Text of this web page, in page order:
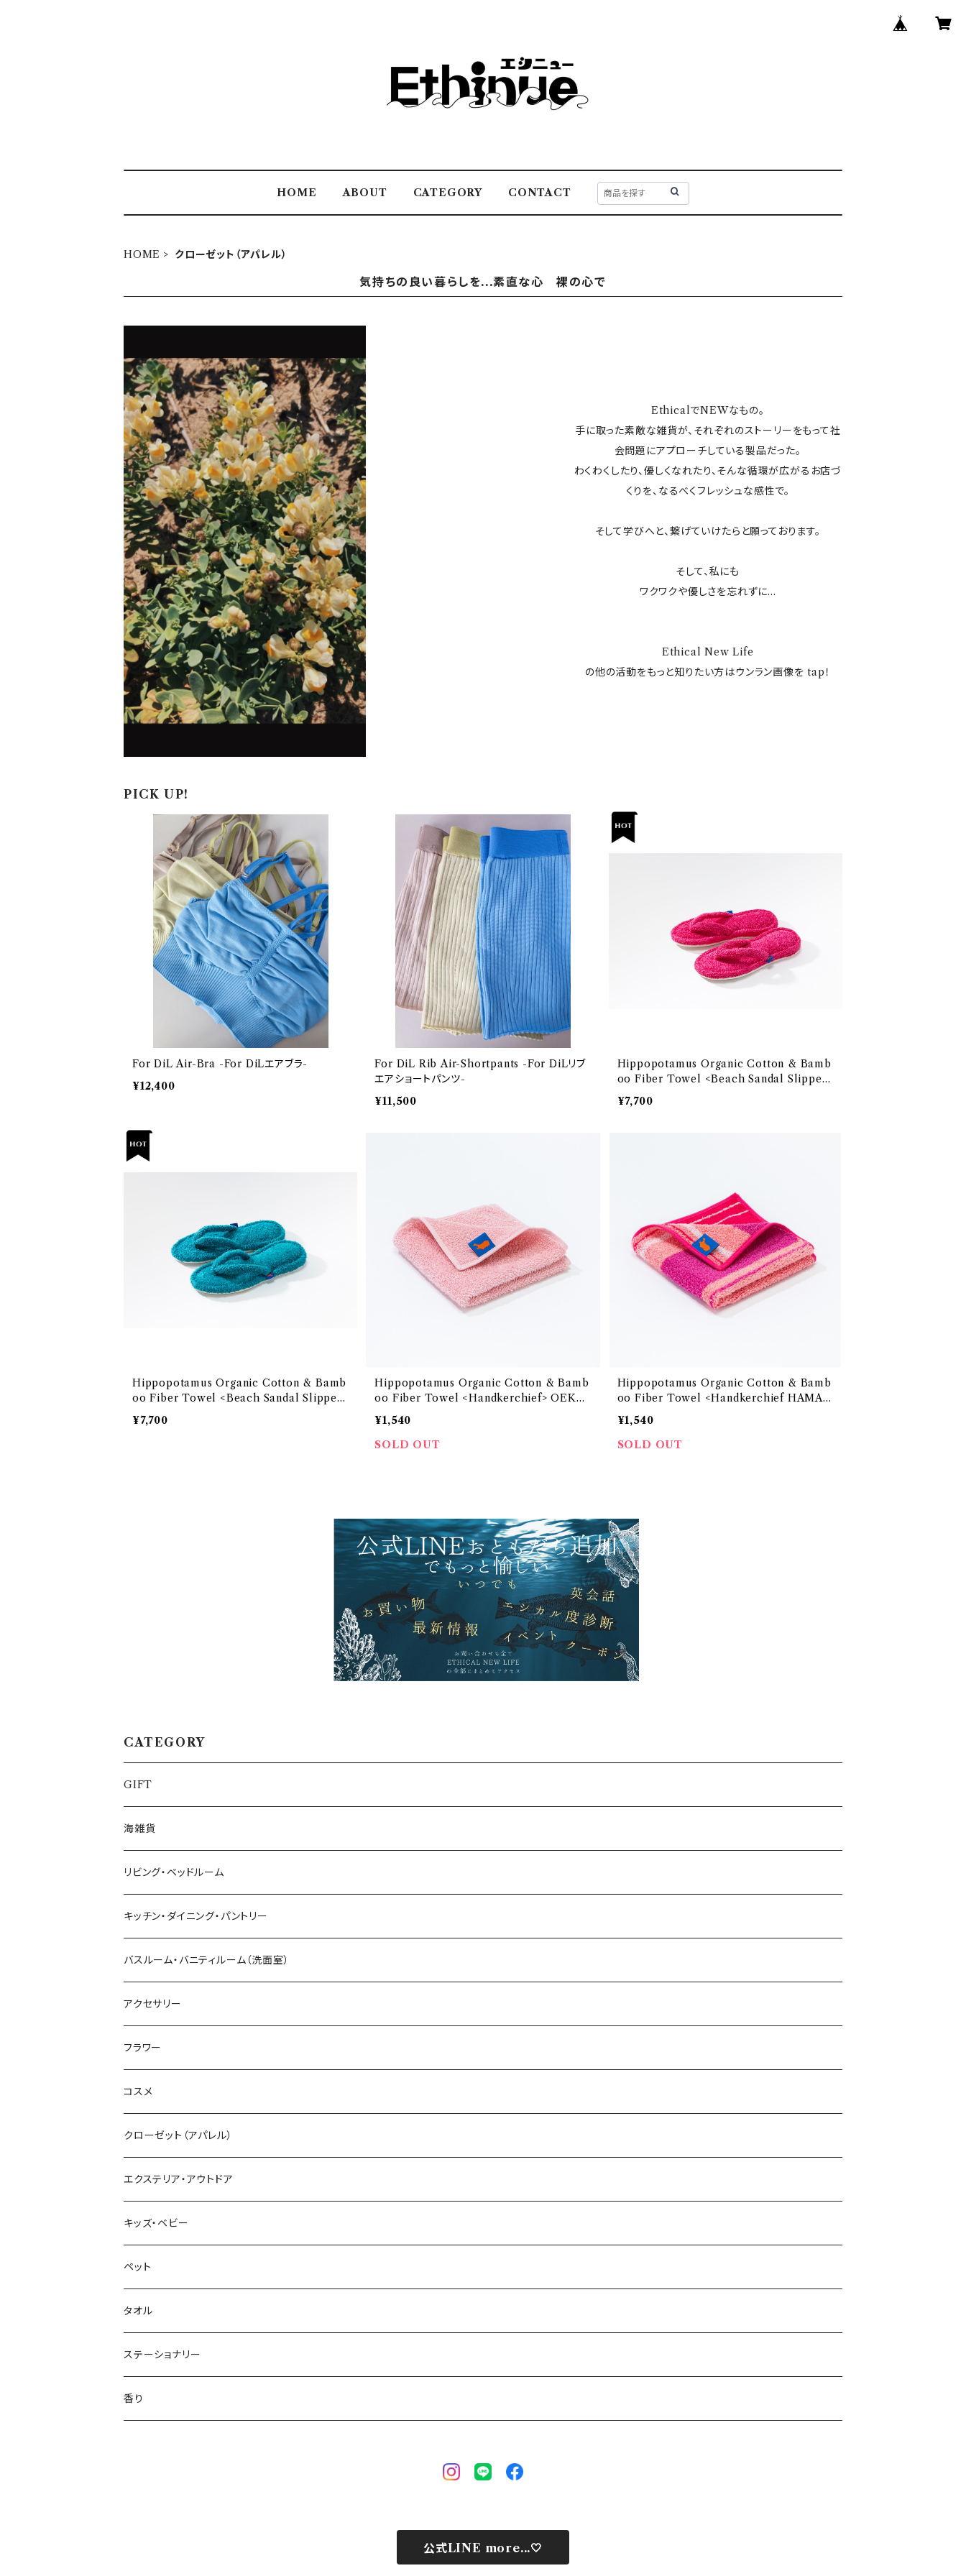
HOME ABOUT CATEGORY CONTACT
HOME クローゼット（アパレル）
気持ちの良い暮らしを...素直な心 裸の心で
EthicalでNEWなもの。
手に取った素敵な雑貨が、それぞれのストーリーをもって社
会問題にアプローチしている製品だった。
わくわくしたり、優しくなれたり、そんな循環が広がるお店づ
くりを、なるべくフレッシュな感性で。
そして学びへと、繋げていけたらと願っております。
そして、私にも
ワクワクや優しさを忘れずに...
Ethical New Life
の他の活動をもっと知りたい方はウンラン画像を tap！
PICK UP!
For DiL Air-Bra -For DiLエアブラ-
¥12,400
For DiL Rib Air-Shortpants -For DiLリブ
エアショートパンツ-
¥11,500
Hippopotamus Organic Cotton & Bamb
oo Fiber Towel <Beach Sandal Slippers
> OEKO-TEX100 エコテックス100国際認証
取得 オーガニックコットンと竹再生繊維のタオ
¥7,700
Hippopotamus Organic Cotton & Bamb
oo Fiber Towel <Beach Sandal Slippers
> OEKO-TEX100 エコテックス100国際認証
取得 オーガニックコットンと竹再生繊維のタオ
¥7,700
Hippopotamus Organic Cotton & Bamb
oo Fiber Towel <Handkerchief> OEKO-
TEX100 エコテックス100国際認証取得 オー
ガニックコットンと竹再生繊維のタオルシリーズ
「ヒポポタマス」<ハンカチーフ>
¥1,540
SOLD OUT
Hippopotamus Organic Cotton & Bamb
oo Fiber Towel <Handkerchief HAMAM
> OEKO-TEX100 エコテックス100国際認証
取得 オーガニックコットンと竹再生繊維のタオ
ルシリーズ 「ヒポポタマス」<ハンカチーフ ハマ
¥1,540
SOLD OUT
CATEGORY
GIFT
海雑貨
リビング・ベッドルーム
キッチン・ダイニング・パントリー
バスルーム・バニティルーム（洗面室）
アクセサリー
フラワー
コスメ
クローゼット（アパレル）
エクステリア・アウトドア
キッズ・ベビー
ペット
タオル
ステーショナリー
香り
公式LINE more...🤍